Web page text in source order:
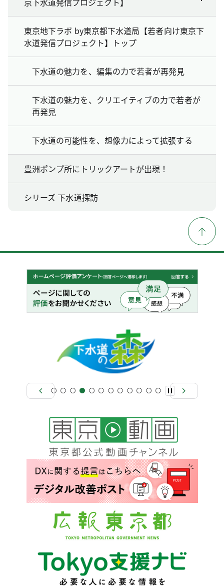
東京地下ラボ by東京都下水道局【若者向け東京下
水道発信プロジェクト】トップ
下水道の魅力を、編集の力で若者が再発見
下水道の魅力を、クリエイティブの力で若者が
再発見
下水道の可能性を、想像力によって拡張する
豊洲ポンプ所にトリックアートが出現！
シリーズ 下水道探訪